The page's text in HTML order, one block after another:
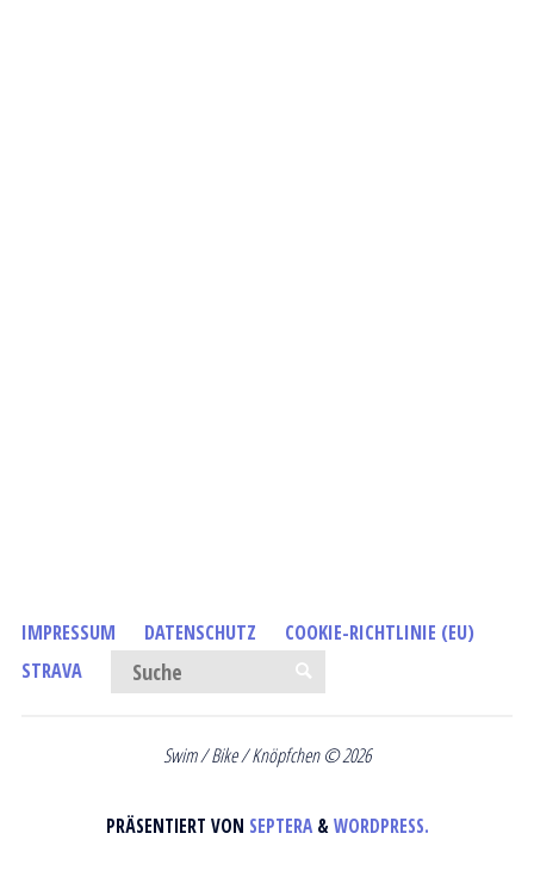
IMPRESSUM DATENSCHUTZ
COOKIE-RICHTLINIE (EU)
STRAVA
SUCHE
Swim / Bike / Knöpfchen © 2026
PRÄSENTIERT VON SEPTERA& WORDPRESS.